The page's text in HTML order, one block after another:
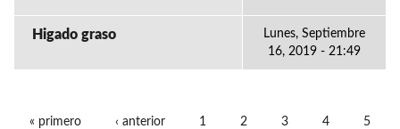
Higado graso
Lunes, Septiembre
16, 2019 - 21:49
« primero ‹ anterior 1 2 3 4 5